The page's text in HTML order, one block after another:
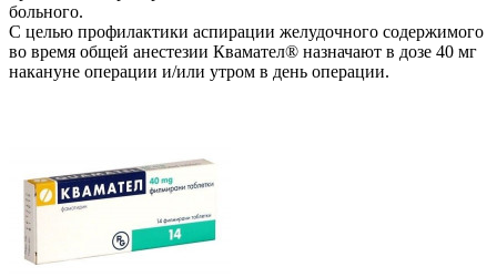
больного.
С целью профилактики аспирации желудочного содержимого
во время общей анестезии Квамател® назначают в дозе 40 мг
накануне операции и/или утром в день операции.